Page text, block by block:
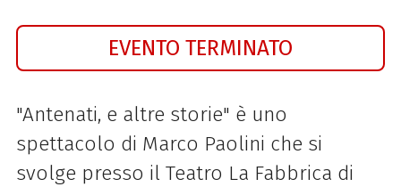
EVENTO TERMINATO
"Antenati, e altre storie" è uno
spettacolo di Marco Paolini che si
svolge presso il Teatro La Fabbrica di